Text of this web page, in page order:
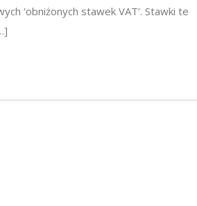
‘obniżonych stawek VAT’. Stawki te